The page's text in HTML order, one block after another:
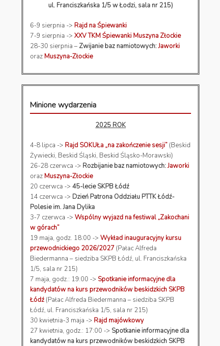
ul. Franciszkańska 1/5 w Łodzi, sala nr 215)
6-9 sierpnia -> Rajd na Śpiewanki
7-9 sierpnia ->XXV TKM Śpiewanki Muszyna Złockie
28-30 sierpnia –Zwijanie baz namiotowych:Jaworki
oraz Muszyna-Złockie
Minione wydarzenia
2025 ROK
4-8 lipca -> Rajd SOKUŁa „na zakończenie sesji” (Beskid
Żywiecki, Beskid Śląski, Beskid Śląsko-Morawski)
26-28 czerwca -> Rozbijanie baz namiotowych:Jaworki
oraz Muszyna-Złockie
20 czerwca ->45-lecie SKPB Łódź
14 czerwca -> Dzień Patrona Oddziału PTTK Łódź-
Polesie im. Jana Dylika
3-7 czerwca ->Wspólny wyjazd na festiwal „Zakochani
w górach”
19 maja, godz. 18:00 ->Wykład inauguracyjny kursu
przewodnickiego 2026/2027 (Pałac Alfreda
Biedermanna – siedziba SKPB Łódź, ul. Franciszkańska
1/5, sala nr 215)
7 maja, godz.: 19:00 -> Spotkanie informacyjne dla
kandydatów na kurs przewodników beskidzkich SKPB
Łódź (Pałac Alfreda Biedermanna – siedziba SKPB
Łódź, ul. Franciszkańska 1/5, sala nr 215)
30 kwietnia-3 maja -> Rajd majówkowy
27 kwietnia, godz.: 17:00 -> Spotkanie informacyjne dla
kandydatów na kurs przewodników beskidzkich SKPB